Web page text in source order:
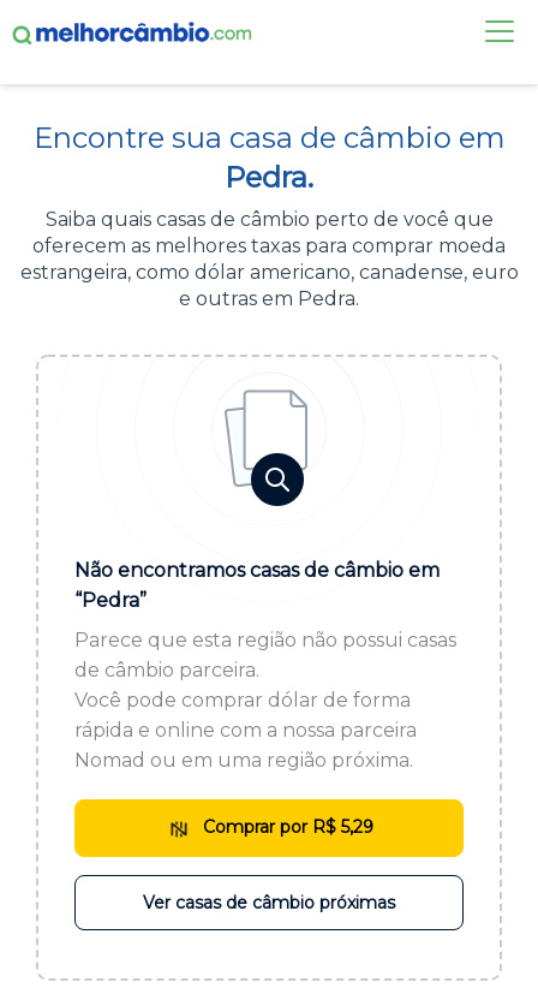
CASAS DE CÂMBIO
DÓLAR HOJE
ALERTA DE CÂMBIO
Acesse sua conta:
BROKER DE OFERTAS
ou cadastre-se se ainda não tem registro:
Encontre sua casa de câmbio em
Pedra.
Saiba quais casas de câmbio perto de você que
oferecem as melhores taxas para comprar moeda
estrangeira, como dólar americano, canadense, euro
e outras em Pedra.
Não encontramos casas de câmbio em
“Pedra”
Parece que esta região não possui casas
de câmbio parceira.
Você pode comprar dólar de forma
rápida e online com a nossa parceira
Nomad ou em uma região próxima.
Comprar por R$ 5,29
Ver casas de câmbio próximas